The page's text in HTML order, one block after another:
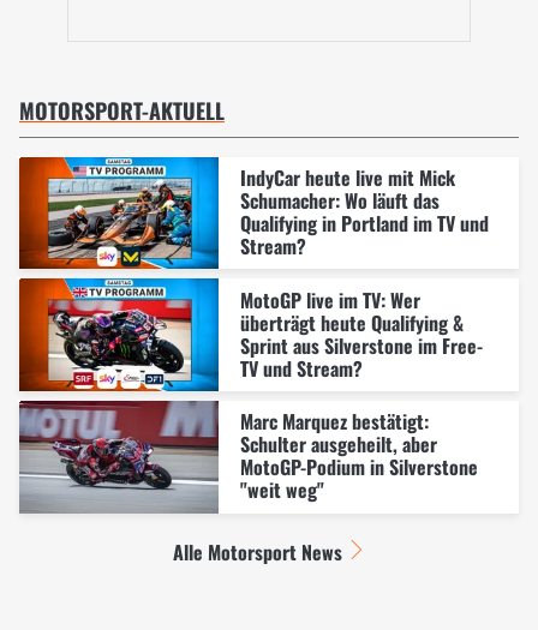
MOTORSPORT-AKTUELL
IndyCar heute live mit Mick
Schumacher: Wo läuft das
Qualifying in Portland im TV und
Stream?
MotoGP live im TV: Wer
überträgt heute Qualifying &
Sprint aus Silverstone im Free-
TV und Stream?
Marc Marquez bestätigt:
Schulter ausgeheilt, aber
MotoGP-Podium in Silverstone
"weit weg"
Alle Motorsport News